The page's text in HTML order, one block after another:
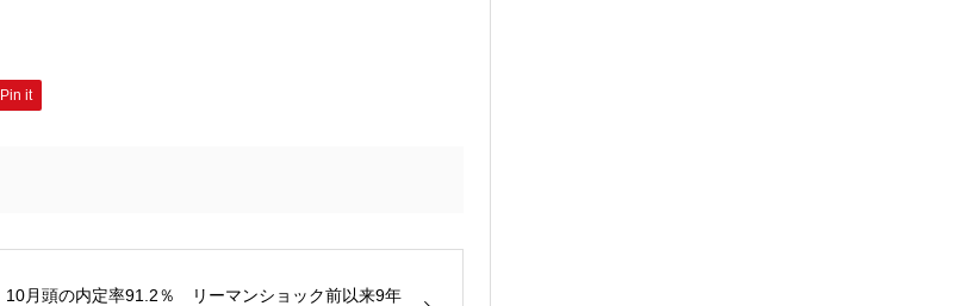
Pin it
10月頭の内定率91.2％ リーマンショック前以来9年